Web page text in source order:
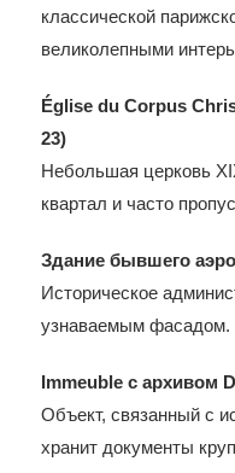
классической
великолепными
Église du Corpus
23)
Небольшая церковь
квартал и часто
Здание бывшего
Историческое
узнаваемым фасадом.
Immeuble с архивом
Объект, связанный с
хранит документы